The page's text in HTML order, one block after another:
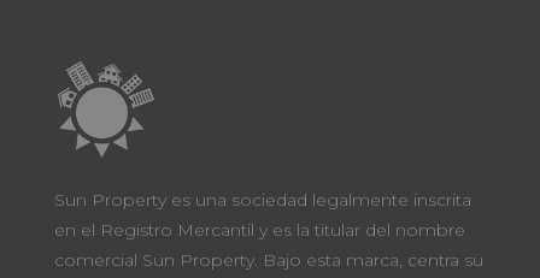
Sun Property es una sociedad legalmente inscrita
en el Registro Mercantil y es la titular del nombre
comercial Sun Property. Bajo esta marca, centra su